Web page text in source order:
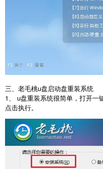
三、老毛桃u盘启动盘重装系统
1、 u盘重装系统很简单，打开一
点击执行。